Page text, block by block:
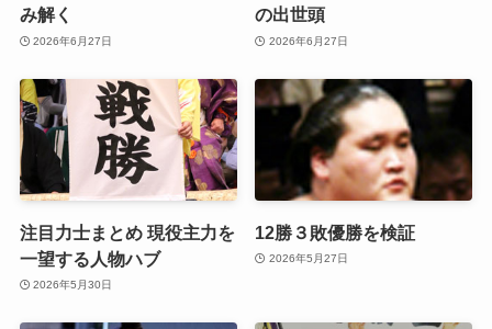
み解く
2026年6月27日
の出世頭
2026年6月27日
注目力士まとめ 現役主力を
一望する人物ハブ
2026年5月30日
12勝３敗優勝を検証
2026年5月27日